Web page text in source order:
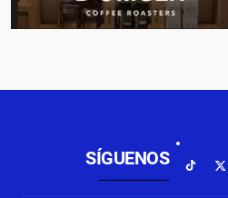
SÍGUENOS